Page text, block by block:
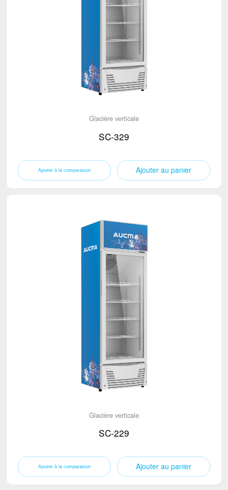
Glacière verticale
SC-329
Ajouter au panier
Glacière verticale
SC-229
Ajouter au panier